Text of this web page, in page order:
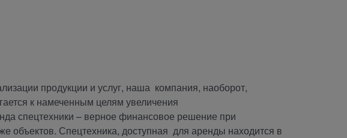
продукции и услуг, наша компания, наоборот,
к намеченным целям увеличения
спецтехники – верное финансовое решение при
объектов. Спецтехника, доступная для аренды находится в